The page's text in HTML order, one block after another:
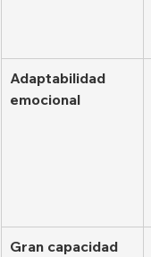
Adaptabilidad
emocional
Gran capacidad